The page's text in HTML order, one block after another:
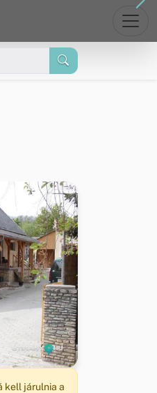
kell járulnia a